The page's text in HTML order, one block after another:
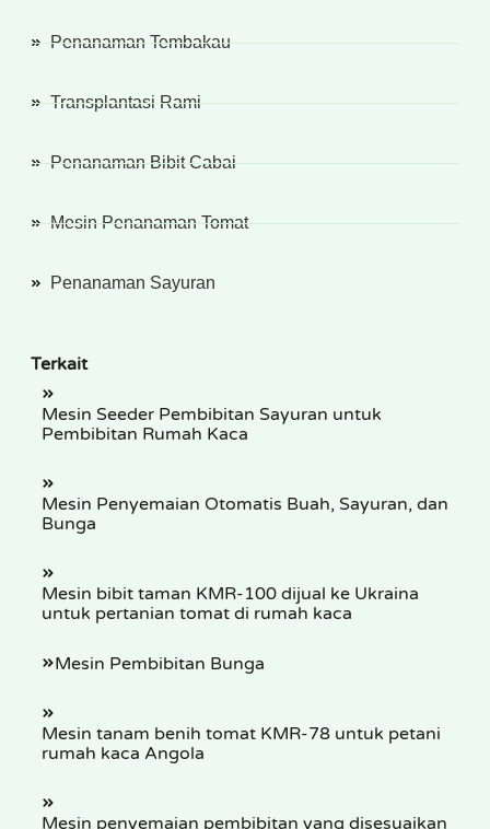
Penanaman Tembakau
Transplantasi Rami
Penanaman Bibit Cabai
Mesin Penanaman Tomat
Penanaman Sayuran
Terkait
Mesin Seeder Pembibitan Sayuran untuk
Pembibitan Rumah Kaca
Mesin Penyemaian Otomatis Buah, Sayuran, dan
Bunga
Mesin bibit taman KMR-100 dijual ke Ukraina
untuk pertanian tomat di rumah kaca
Mesin Pembibitan Bunga
Mesin tanam benih tomat KMR-78 untuk petani
rumah kaca Angola
Mesin penyemaian pembibitan yang disesuaikan